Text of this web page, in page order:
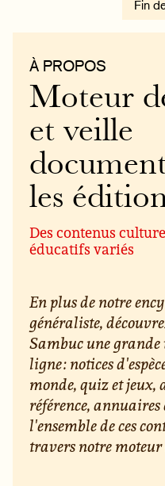
Fin
À PROPOS
Moteur
et veille
les
Des contenus
éducatifs variés
En plus de notre
généraliste,
Sambuc une grande
ligne : notices
monde, quiz et jeux,
référence,
l'ensemble de ces
travers notre moteur